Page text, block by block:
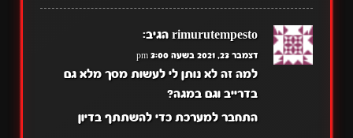
rimurutempesto הגיב:
דצמבר 23, 2021 בשעה 3:00 pm
למה זה לא נותן לי לעשות מסך מלא גם
בדרייב וגם במגה?
התחבר למערכת כדי להשתתף בדיון